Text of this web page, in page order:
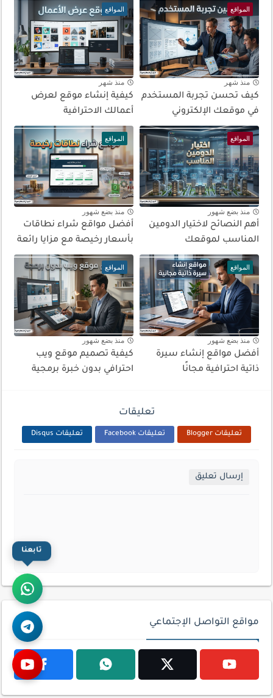
المواقع
منذ شهر
كيف تحسن تجربة المستخدم
في موقعك الإلكتروني
المواقع
منذ شهر
كيفية إنشاء موقع لعرض
أعمالك الاحترافية
المواقع
منذ بضع شهور
أهم النصائح لاختيار الدومين
المناسب لموقعك
المواقع
منذ بضع شهور
أفضل مواقع شراء نطاقات
بأسعار رخيصة مع مزايا رائعة
المواقع
منذ بضع شهور
أفضل مواقع إنشاء سيرة
ذاتية احترافية مجانًا
المواقع
منذ بضع شهور
كيفية تصميم موقع ويب
احترافي بدون خبرة برمجية
تعليقات
تعليقات Blogger تعليقات Facebook تعليقات Disqus
إرسال تعليق
مواقع التواصل الإجتماعي
تابعنا